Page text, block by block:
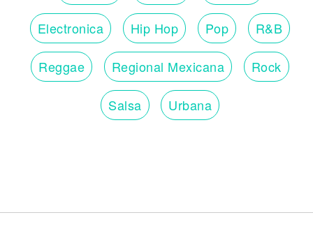
Electronica Hip Hop Pop R&B
Reggae Regional Mexicana Rock
Salsa Urbana